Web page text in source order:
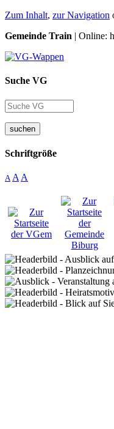
Zum Inhalt, zur Navigation
Gemeinde Train | Online:
Suche VG
suchen
Schriftgröße
A A A